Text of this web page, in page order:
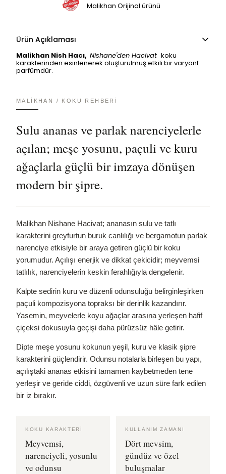
Malikhan Orijinal ürünü
Ürün Açıklaması
Malikhan Nish Hacı, Nishane'den Hacivat koku
karakterinden esinlenerek oluşturulmuş etkili bir varyant
parfümdür.
MALIKHAN / KOKU REHBERI
Sulu ananas ve parlak narenciyelerle
açılan; meşe yosunu, paçuli ve kuru
ağaçlarla güçlü bir imzaya dönüşen
modern bir şipre.
Malikhan Nishane Hacivat; ananasın sulu ve tatlı
karakterini greyfurtun buruk canlılığı ve bergamotun parlak
narenciye etkisiyle bir araya getiren güçlü bir koku
yorumudur. Açılışı enerjik ve dikkat çekicidir; meyvemsi
tatlılık, narenciyelerin keskin ferahlığıyla dengelenir.
Kalpte sedirin kuru ve düzenli odunsuluğu belirginleşirken
paçuli kompozisyona topraksı bir derinlik kazandırır.
Yasemin, meyvelerle koyu ağaçlar arasına yerleşen hafif
çiçeksi dokusuyla geçişi daha pürüzsüz hâle getirir.
Dipte meşe yosunu kokunun yeşil, kuru ve klasik şipre
karakterini güçlendirir. Odunsu notalarla birleşen bu yapı,
açılıştaki ananas etkisini tamamen kaybetmeden tene
yerleşir ve geride ciddi, özgüvenli ve uzun süre fark edilen
bir iz bırakır.
KOKU KARAKTERI
Meyvemsi,
narenciyeli, yosunlu
ve odunsu
KULLANIM ZAMANI
Dört mevsim,
gündüz ve özel
buluşmalar